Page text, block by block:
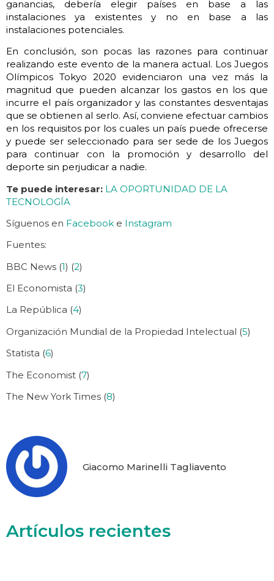
ganancias, debería elegir países en base a las
instalaciones ya existentes y no en base a las
instalaciones potenciales.
En conclusión, son pocas las razones para continuar
realizando este evento de la manera actual. Los Juegos
Olímpicos Tokyo 2020 evidenciaron una vez más la
magnitud que pueden alcanzar los gastos en los que
incurre el país organizador y las constantes desventajas
que se obtienen al serlo. Así, conviene efectuar cambios
en los requisitos por los cuales un país puede ofrecerse
y puede ser seleccionado para ser sede de los Juegos
para continuar con la promoción y desarrollo del
deporte sin perjudicar a nadie.
Te puede interesar: LA OPORTUNIDAD DE LA
TECNOLOGÍA
Síguenos en Facebook e Instagram
Fuentes:
BBC News (1) (2)
El Economista (3)
La República (4)
Organización Mundial de la Propiedad Intelectual (5)
Statista (6)
The Economist (7)
The New York Times (8)
Giacomo Marinelli Tagliavento
Artículos recientes